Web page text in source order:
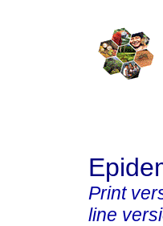
Print
line